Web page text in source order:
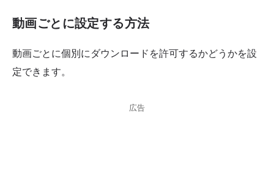
動画ごとに設定する方法
動画ごとに個別にダウンロードを許可するかどうかを設
定できます。
広告